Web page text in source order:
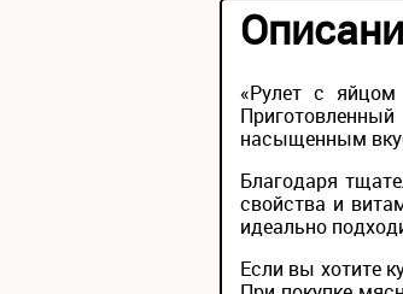
«Рулет с
насыщенным
Благодаря
свойства и
идеально
Если вы хотите